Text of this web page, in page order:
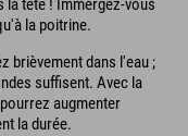
la tête ! Immergez-vous
la poitrine.
brièvement dans l'eau ;
suffisent. Avec la
augmenter
la durée.